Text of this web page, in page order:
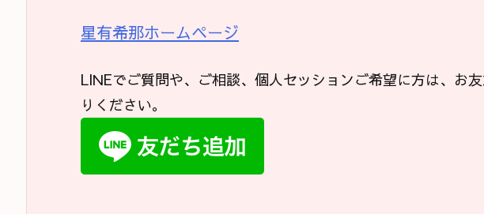
星有希那ホームページ
LINEでご質問や、ご相談、個人セッションご希望に方は、お
りください。